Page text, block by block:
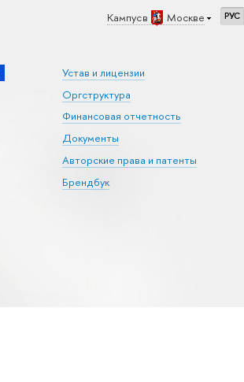
Кампус в Москве РУС
Устав и лицензии
Оргструктура
Финансовая отчетность
Документы
Авторские права и патенты
Брендбук